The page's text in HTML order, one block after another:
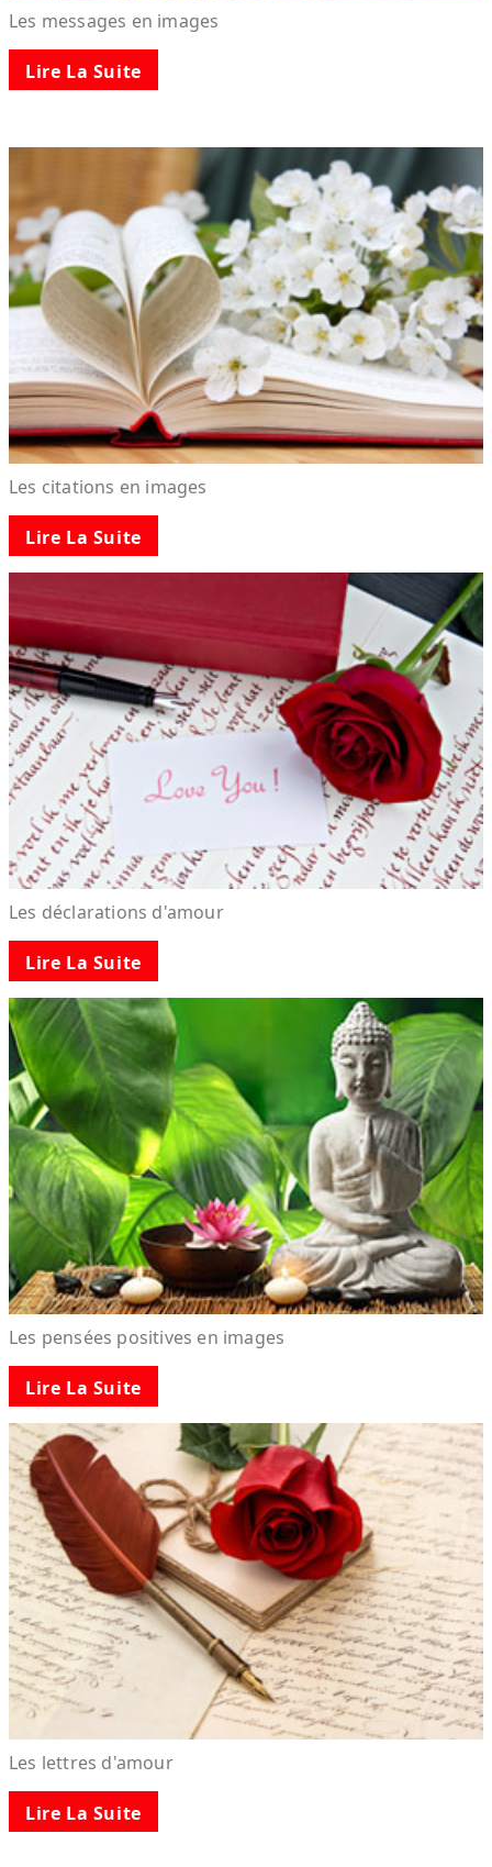
Les messages en images
Lire La Suite
Les citations en images
Lire La Suite
Les déclarations d'amour
Lire La Suite
Les pensées positives en images
Lire La Suite
Les lettres d'amour
Lire La Suite